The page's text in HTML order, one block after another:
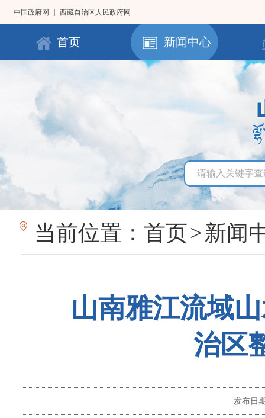
中国政府网 西藏自治区人民政府网
首页 新闻中心
当前位置： 首页>新闻
山南雅江流域
治区
发布日